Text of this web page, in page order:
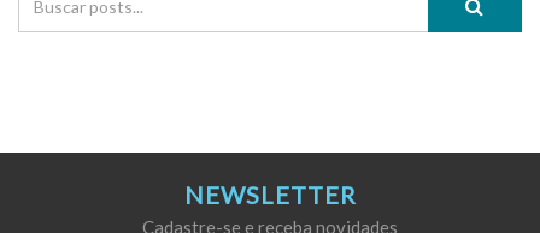
NEWSLETTER
Cadastre-se e receba novidades